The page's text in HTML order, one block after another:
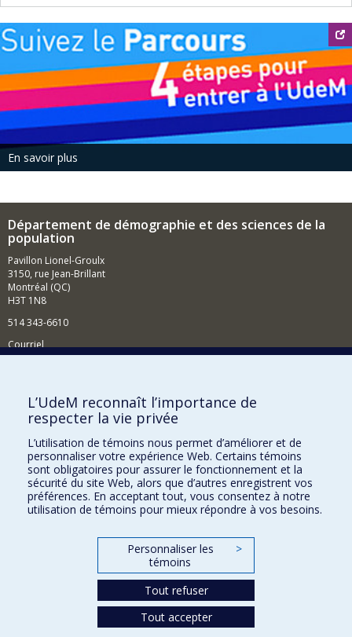
En savoir plus
Département de démographie et des sciences de la
population
Pavillon Lionel-Groulx
3150, rue Jean-Brillant
Montréal (QC)
H3T 1N8
514 343-6610
Courriel
Comment soutenir le Département?
BESOIN D'AIDE?
Plan du site
Signaler une erreur
Accessibilité
FACULTÉ DES ARTS ET DES SCIENCES
Nos départements et écoles
L’UdeM reconnaît l’importance de
respecter la vie privée
L’utilisation de témoins nous permet d’améliorer et de
personnaliser votre expérience Web. Certains témoins
sont obligatoires pour assurer le fonctionnement et la
sécurité du site Web, alors que d’autres enregistrent vos
préférences. En acceptant tout, vous consentez à notre
utilisation de témoins pour mieux répondre à vos besoins.
Personnaliser les
témoins
>
Tout refuser
Tout accepter